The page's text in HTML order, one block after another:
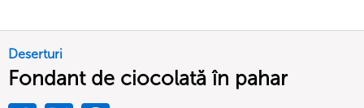
Deserturi
Fondant de ciocolată în pahar